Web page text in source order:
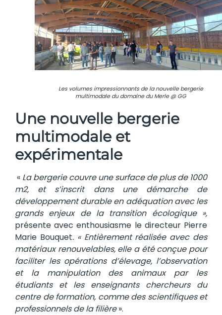
Les volumes impressionnants de la nouvelle bergerie
multimodale du domaine du Merle @ GG
Une nouvelle bergerie
multimodale et
expérimentale
« La bergerie couvre une surface de plus de 1000
m2, et s’inscrit dans une démarche de
développement durable en adéquationavec les
grands enjeux de la transition écologique »,
présente avec enthousiasme le directeur Pierre
Marie Bouquet. « Entièrement réalisée avec des
matériaux renouvelables, elle a été conçue pour
faciliter les opérations d’élevage, l’observation
et la manipulation des animaux par les
étudiants et les enseignants chercheurs du
centre de formation, comme des scientifiques et
professionnels de la filière».